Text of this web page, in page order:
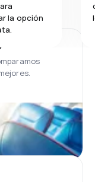
la opción